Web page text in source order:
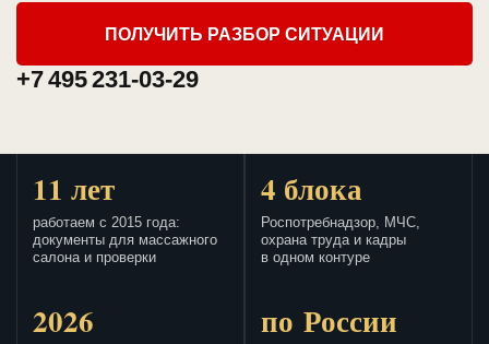
ПОЛУЧИТЬ РАЗБОР СИТУАЦИИ
+7 495 231-03-29
11 лет
работаем с 2015 года:
документы для массажного
салона и проверки
4 блока
Роспотребнадзор, МЧС,
охрана труда и кадры
в одном контуре
2026 по России